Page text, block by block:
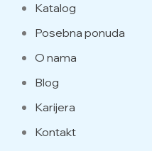
Katalog
Posebna ponuda
O nama
Blog
Karijera
Kontakt